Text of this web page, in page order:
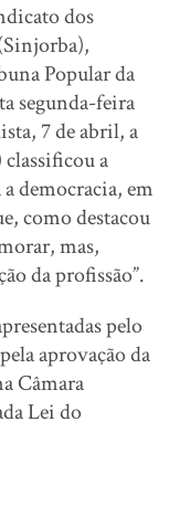
dos
Popular da
segunda-feira
7 de abril, a
a
democracia, em
como destacou
mas,
da profissão”.
pelo
aprovação da
Câmara
Lei do